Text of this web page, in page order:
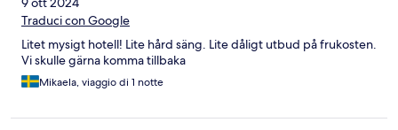
Traduci con Google
Litet mysigt hotell! Lite hård säng. Lite dåligt utbud på frukosten.
Vi skulle gärna komma tillbaka
Mikaela, viaggio di 1 notte